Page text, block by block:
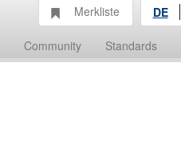
Community Standards
Merkliste DE